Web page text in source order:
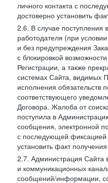
личного контакта с
достоверно установить
2.6. В случае поступления
работодателя (при
и без предупреждения
с блокировкой
Регистрации, а также
системах Сайта, видимых
исполнения обязательств
соответствующего
Договора. Жалоба от
поступила в
сообщения, электронной
с последующей
установить факт
2.7. Администрация Сайта
и коммуникационных
сообщений/информации,